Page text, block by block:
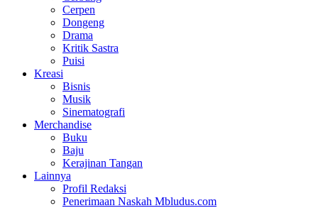
Cerpen
Dongeng
Drama
Kritik Sastra
Puisi
Kreasi
Bisnis
Musik
Sinematografi
Merchandise
Buku
Baju
Kerajinan Tangan
Lainnya
Profil Redaksi
Penerimaan Naskah Mbludus.com